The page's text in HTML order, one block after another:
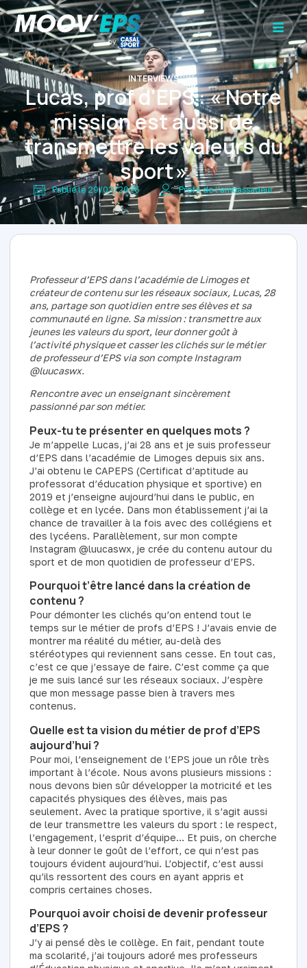
INTERVIEWS
Lucas, prof d’EPS : « Notre
mission est aussi de
transmettre les valeurs du
sport »
Publié le 29/03/2026 Profil de l'ambassadeur
Professeur d’EPS dans l’académie de Limoges et
créateur de contenu sur les réseaux sociaux, Lucas, 28
ans, partage son quotidien entre ses élèves et sa
communauté en ligne. Sa mission : transmettre aux
jeunes les valeurs du sport, leur donner goût à
l’activité physique et casser les clichés sur le métier
de professeur d’EPS via son compte Instagram
@luucaswx.
Rencontre avec un enseignant sincèrement
passionné par son métier.
Peux-tu te présenter en quelques mots ?
Je m’appelle Lucas, j’ai 28 ans et je suis professeur
d’EPS dans l’académie de Limoges depuis six ans.
J’ai obtenu le CAPEPS (Certificat d’aptitude au
professorat d’éducation physique et sportive) en
2019 et j’enseigne aujourd’hui dans le public, en
collège et en lycée. Dans mon établissement j’ai la
chance de travailler à la fois avec des collégiens et
des lycéens. Parallèlement, sur mon compte
Instagram @luucaswx, je crée du contenu autour du
sport et de mon quotidien de professeur d’EPS.
Pourquoi t’être lancé dans la création de
contenu ?
Pour démonter les clichés qu’on entend tout le
temps sur le métier de profs d’EPS ! J’avais envie de
montrer ma réalité du métier, au-delà des
stéréotypes qui reviennent sans cesse. En tout cas,
c’est ce que j’essaye de faire. C’est comme ça que
je me suis lancé sur les réseaux sociaux. J’espère
que mon message passe bien à travers mes
contenus.
Quelle est ta vision du métier de prof d’EPS
aujourd’hui ?
Pour moi, l’enseignement de l’EPS joue un rôle très
important à l’école. Nous avons plusieurs missions :
nous devons bien sûr développer la motricité et les
capacités physiques des élèves, mais pas
seulement. Avec la pratique sportive, il s’agit aussi
de leur transmettre les valeurs du sport : le respect,
l’engagement, l’esprit d’équipe… Et puis, on cherche
à leur donner le goût de l’effort, ce qui n’est pas
toujours évident aujourd’hui. L’objectif, c’est aussi
qu’ils ressortent des cours en ayant appris et
compris certaines choses.
Pourquoi avoir choisi de devenir professeur
d’EPS ?
J’y ai pensé dès le collège. En fait, pendant toute
ma scolarité, j’ai toujours adoré mes professeurs